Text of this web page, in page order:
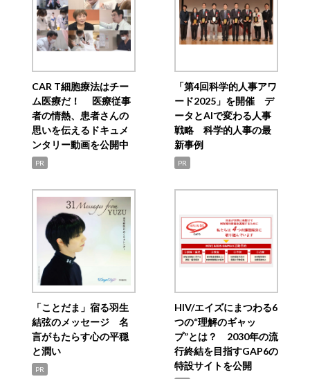
CAR T細胞療法はチー
ム医療だ！ 医療従事
者の情熱、患者さんの
思いを伝えるドキュメ
ンタリー動画を公開中
PR
「第4回科学的人事アワ
ード2025」を開催 デ
ータとAIで変わる人事
戦略 科学的人事の最
新事例
PR
「ことだま」宿る羽生
結弦のメッセージ 名
言がもたらす心の平穏
と潤い
PR
HIV/エイズにまつわる6
つの“理解のギャッ
プ”とは？ 2030年の流
行終結を目指すGAP6の
特設サイトを公開